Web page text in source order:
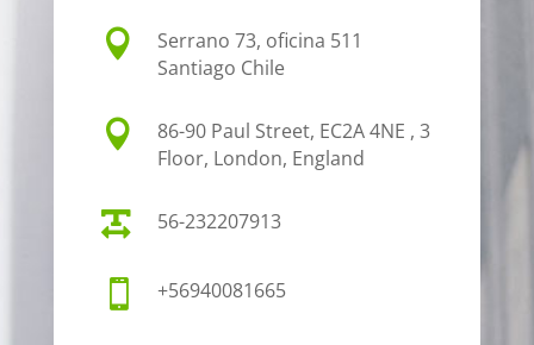

Serrano 73, oficina 511
Santiago Chile

86-90 Paul Street, EC2A 4NE , 3
Floor, London, England
 56-232207913
 +56940081665